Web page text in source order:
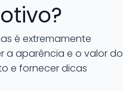
é extremamente
a aparência e o valor do
e fornecer dicas